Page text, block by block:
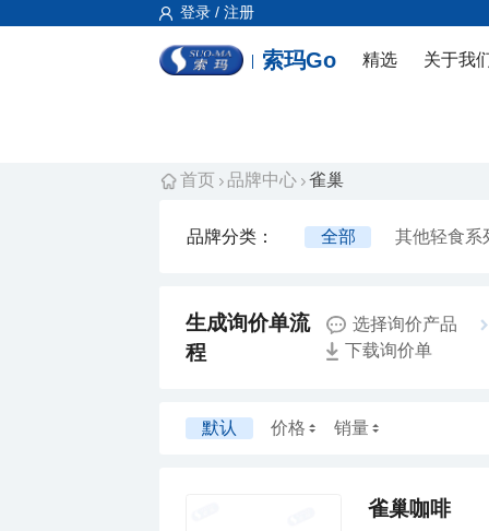
登录 / 注册
索玛Go 精选 关于我
首页 品牌中心 雀巢
品牌分类： 全部 其他轻食系
程
选择询价产品
下载询价单
默认 价格 销量
雀巢咖啡